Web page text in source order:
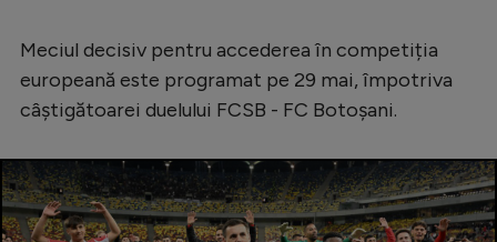
Starurile fotbalului
EURO 2024
Clasamente
Meciul decisiv pentru accederea în competiția
europeană este programat pe 29 mai, împotriva
câștigătoarei duelului FCSB - FC Botoșani.